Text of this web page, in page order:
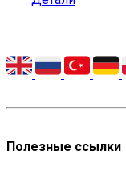
Полезные ссылки